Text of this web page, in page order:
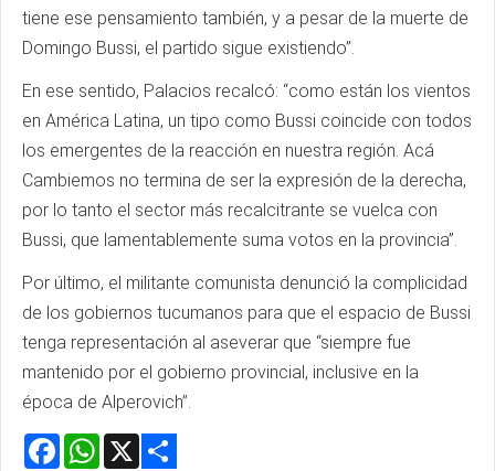
tiene ese pensamiento también, y a pesar de la muerte de
Domingo Bussi, el partido sigue existiendo”.
En ese sentido, Palacios recalcó: “como están los vientos
en América Latina, un tipo como Bussi coincide con todos
los emergentes de la reacción en nuestra región. Acá
Cambiemos no termina de ser la expresión de la derecha,
por lo tanto el sector más recalcitrante se vuelca con
Bussi, que lamentablemente suma votos en la provincia”.
Por último, el militante comunista denunció la complicidad
de los gobiernos tucumanos para que el espacio de Bussi
tenga representación al aseverar que “siempre fue
mantenido por el gobierno provincial, inclusive en la
época de Alperovich”.
Facebook
WhatsApp